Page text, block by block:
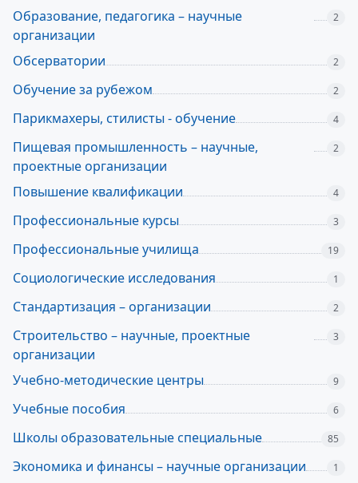
Образование, педагогика – научные
организации
2
Обсерватории 2
Обучение за рубежом 2
Парикмахеры, стилисты - обучение 4
Пищевая промышленность – научные,
проектные организации
2
Повышение квалификации 4
Профессиональные курсы 3
Профессиональные училища 19
Социологические исследования 1
Стандартизация – организации 2
Строительство – научные, проектные
организации
3
Учебно-методические центры 9
Учебные пособия 6
Школы образовательные специальные 85
Экономика и финансы – научные организации 1